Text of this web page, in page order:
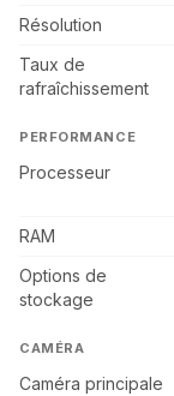
Résolution
Taux de
rafraîchissement
PERFORMANCE
Processeur
RAM
Options de
stockage
CAMÉRA
Caméra principale